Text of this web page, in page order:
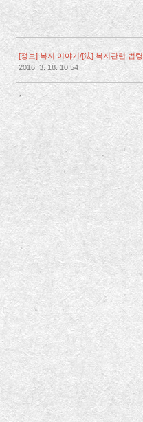
[정보] 복지 이야기/[法] 복지관련 법령
2016. 3. 18. 10:54
,